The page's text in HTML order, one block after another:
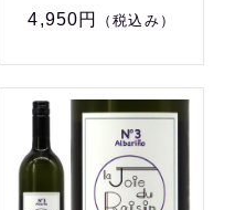
4,950円
（税込み）